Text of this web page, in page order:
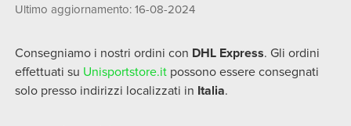
Ultimo aggiornamento: 16-08-2024
Consegniamo i nostri ordini con DHL Express. Gli ordini
effettuati su Unisportstore.it possono essere consegnati
solo presso indirizzi localizzati in Italia.